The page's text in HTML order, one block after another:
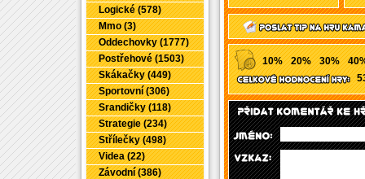
Logické (578)
Mmo (3)
Oddechovky (1777)
Postřehové (1503)
Skákačky (449)
Sportovní (306)
Srandičky (118)
Strategie (234)
Střílečky (498)
Videa (22)
Závodní (386)
10% 20% 30%